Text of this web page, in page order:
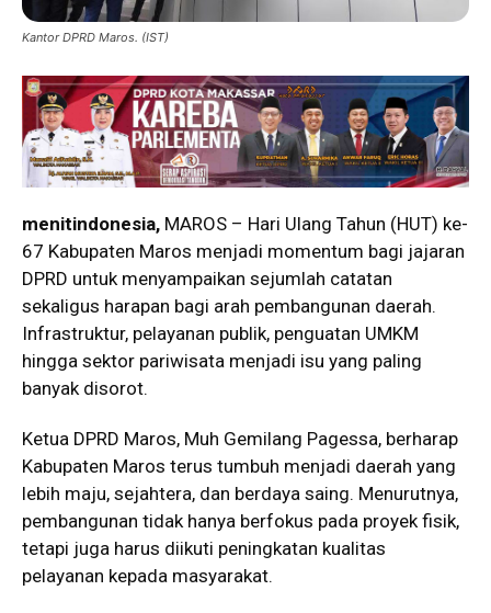
Kantor DPRD Maros. (IST)
menitindonesia, MAROS – Hari Ulang Tahun (HUT) ke-
67 Kabupaten Maros menjadi momentum bagi jajaran
DPRD untuk menyampaikan sejumlah catatan
sekaligus harapan bagi arah pembangunan daerah.
Infrastruktur, pelayanan publik, penguatan UMKM
hingga sektor pariwisata menjadi isu yang paling
banyak disorot.
Ketua DPRD Maros, Muh Gemilang Pagessa, berharap
Kabupaten Maros terus tumbuh menjadi daerah yang
lebih maju, sejahtera, dan berdaya saing. Menurutnya,
pembangunan tidak hanya berfokus pada proyek fisik,
tetapi juga harus diikuti peningkatan kualitas
pelayanan kepada masyarakat.